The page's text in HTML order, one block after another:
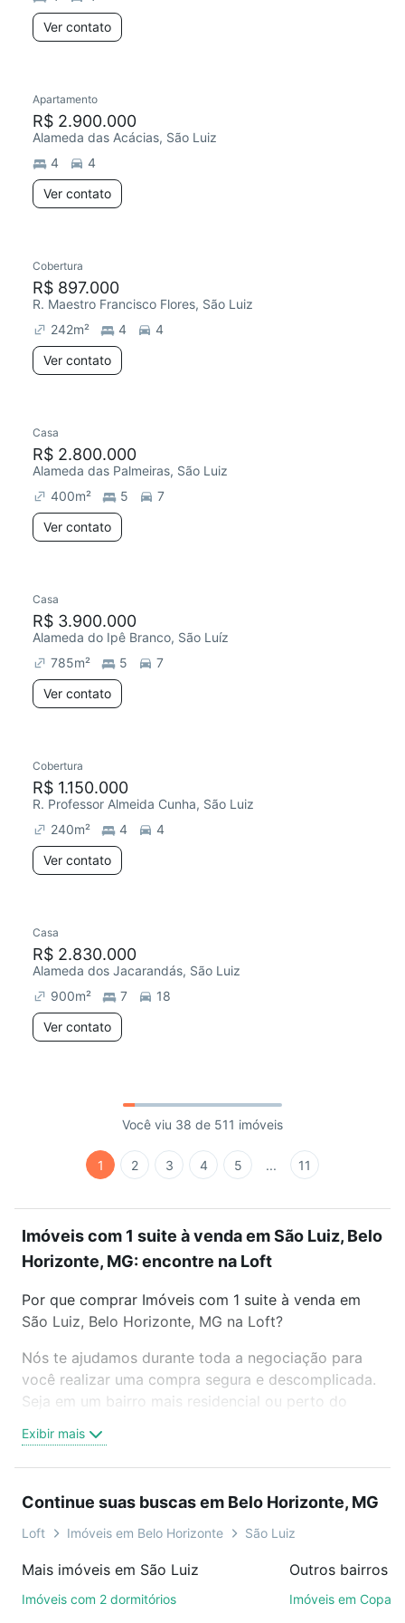
Ver contato
Apartamento
R$ 2.900.000
Alameda das Acácias, São Luiz
4
4
Ver contato
Cobertura
R$ 897.000
R. Maestro Francisco Flores, São Luiz
242m² 4
4
Ver contato
Casa
R$ 2.800.000
Alameda das Palmeiras, São Luiz
400m² 5
7
Ver contato
Casa
R$ 3.900.000
Alameda do Ipê Branco, São Luíz
785m² 5
7
Ver contato
Cobertura
R$ 1.150.000
R. Professor Almeida Cunha, São Luiz
240m² 4
4
Ver contato
Casa
R$ 2.830.000
Alameda dos Jacarandás, São Luiz
900m² 7
18
Ver contato
Você viu 38 de 511 imóveis
1 2 3 4 5 ... 11
Imóveis com 1 suite à venda em São Luiz, Belo
Horizonte, MG: encontre na Loft
Por que comprar Imóveis com 1 suite à venda em
São Luiz, Belo Horizonte, MG na Loft?
Nós te ajudamos durante toda a negociação para
você realizar uma compra segura e descomplicada.
Seja em um bairro mais residencial ou perto do
oferta ideal de Imóveis com 1 suite à venda em São
Luiz, Belo Horizonte, MG para conquistar seu sonho.
é grátis, sem compromisso e você ainda conta com
mais de 46 mil corretores e imobiliárias te ajudando
Como escolher um imóvel?
Exibir mais
Continue suas buscas em Belo Horizonte, MG
Loft Imóveis em Belo Horizonte São Luiz
Mais imóveis em São Luiz
Imóveis com 2 dormitórios
Imóveis em